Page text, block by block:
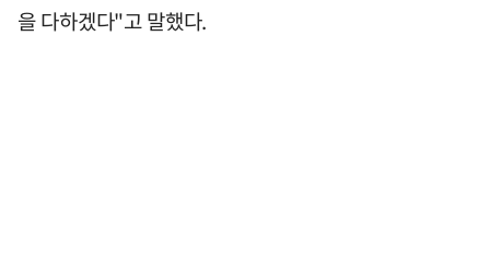
을 다하겠다"고 말했다.